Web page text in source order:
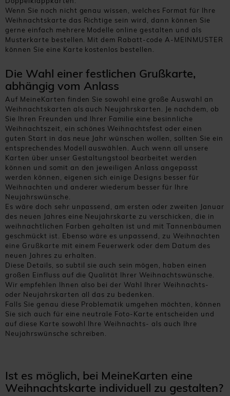
Wenn Sie noch nicht genau wissen, welches Format für Ihre
Weihnachtskarte das Richtige sein wird, dann können Sie
gerne einfach mehrere Modelle online gestalten und als
Musterkarte bestellen. Mit dem Rabatt-code A-MEINMUSTER
können Sie eine Karte kostenlos bestellen.
Die Wahl einer festlichen Grußkarte,
abhängig vom Anlass
Auf MeineKarten finden Sie sowohl eine große Auswahl an
Weihnachtskarten als auch Neujahrskarten. Je nachdem, ob
Sie Ihren Freunden und Ihrer Familie eine besinnliche
Weihnachtszeit, ein schönes Weihnachtsfest oder einen
guten Start in das neue Jahr wünschen wollen, sollten Sie ein
entsprechendes Modell auswählen. Auch wenn all unsere
Karten über unser Gestaltungstool bearbeitet werden
können und somit an den jeweiligen Anlass angepasst
werden können, eigenen sich einige Designs besser für
Weihnachten und anderer wiederum besser für Ihre
Neujahrswünsche.
Es wäre doch sehr unpassend, am ersten oder zweiten Januar
des neuen Jahres eine Neujahrskarte zu verschicken, die in
weihnachtlichen Farben gehalten ist und mit Tannenbäumen
geschmückt ist. Ebenso wäre es unpassend, zu Weihnachten
eine Grußkarte mit einem Feuerwerk oder dem Datum des
neuen Jahres zu erhalten.
Diese Details, so subtil sie auch sein mögen, haben einen
großen Einfluss auf die Qualität Ihrer Weihnachtswünsche.
Wir empfehlen Ihnen also bei der Wahl Ihrer Weihnachts-
oder Neujahrskarten all das zu bedenken.
Falls Sie genau diese Problematik umgehen möchten, können
Sie sich auch für eine neutrale Foto-Karte entscheiden und
auf diese Karte sowohl Ihre Weihnachts- als auch Ihre
Neujahrswünsche schreiben.
Ist es möglich, bei MeineKarten eine
Weihnachtskarte individuell zu gestalten?